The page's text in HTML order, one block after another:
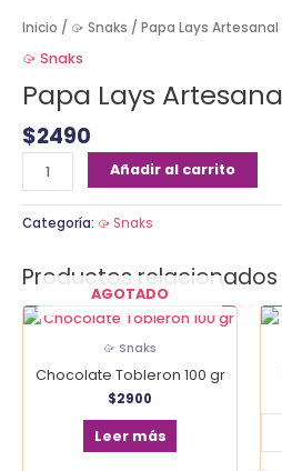
Inicio / 🥠 Snaks / Papa Lays Artesanal
🥠 Snaks
Papa Lays
$2490
Añadir al carrito
Categoría: 🥠 Snaks
Productos relacionados
AGOTADO
🥠 Snaks
Chocolate Tobleron 100 gr
$2900
Leer más
De
gr